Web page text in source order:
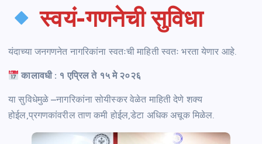
स्वयं-गणनेची सुविधा
यंदाच्या जनगणनेत नागरिकांना स्वतःची माहिती स्वतः भरता येणार आहे.
कालावधी : १ एप्रिल ते १५ मे २०२६
या सुविधेमुळे –नागरिकांना सोयीस्कर वेळेत माहिती देणे शक्य
होईल,प्रगणकांवरील ताण कमी होईल,डेटा अधिक अचूक मिळेल.